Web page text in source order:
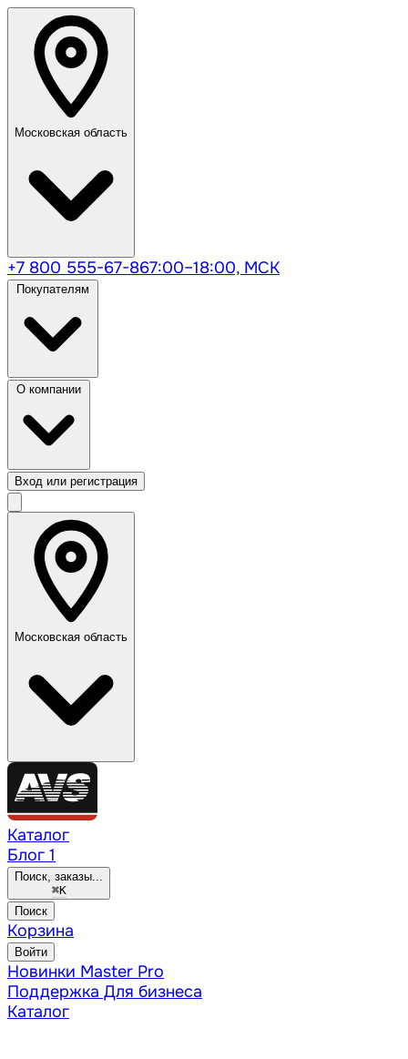
Московская область
+7 800 555-67-867:00–18:00, МСК
Вход или регистрация
Московская область
Каталог
Блог 1
Поиск, заказы...
⌘K
Поиск
Корзина
Войти
Новинки Master Pro
Поддержка Для бизнеса
Каталог